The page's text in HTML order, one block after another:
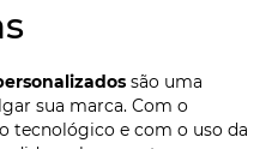
são uma
sua marca. Com o
tecnológico e com o uso da